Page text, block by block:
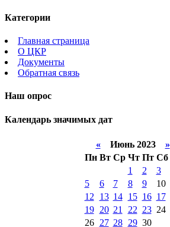
Категории
Главная страница
О ЦКР
Документы
Обратная связь
Наш опрос
Календарь значимых дат
«Июнь 2023 »
Пн Вт Ср Чт Пт Сб
1
2 3
5
6 7 8 9 10
12
13 14 15 16 17
19
20 21 22 23 24
26
27 28 29 30